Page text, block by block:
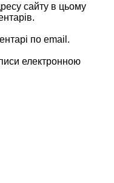
сайту в цьому
по email.
електронною